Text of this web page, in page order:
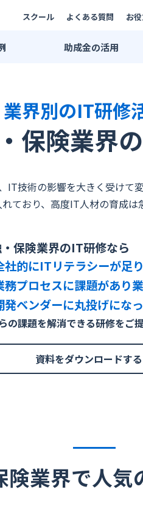
スクール よくある質問 お
研修事例
例
ィア業界
業界
ィング業界
業界
助成金の活用
業界別のIT研修
保険業界
技術の影響を大きく受けて
ており、高度IT人材の育成は
保険業界のIT研修なら
社的にITリテラシーが足
務プロセスに課題があり
発ベンダーに丸投げにな
の課題を解消できる研修をご提
資料をダウンロードする
険業界で人気